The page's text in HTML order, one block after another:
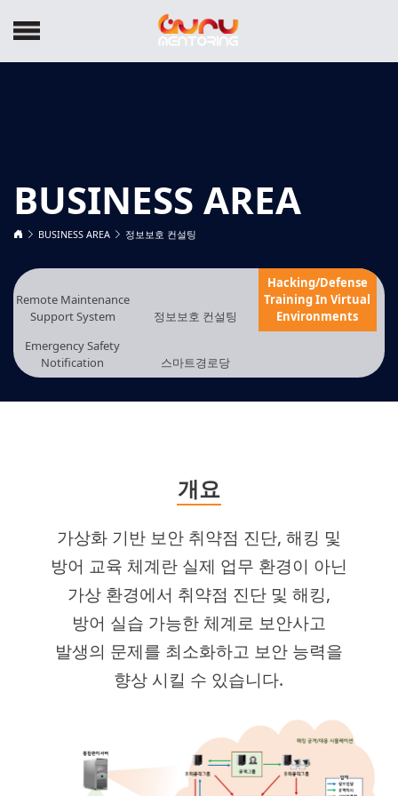
BUSINESS AREA
BUSINESS AREA 정보보호 컨설팅
Remote Maintenance
Support System
정보보호 컨설팅
Hacking/Defense
Training In Virtual
Environments
Emergency Safety
Notification
스마트경로당
개요
가상화 기반 보안 취약점 진단, 해킹 및
방어 교육 체계란 실제 업무 환경이 아닌
가상 환경에서 취약점 진단 및 해킹,
방어 실습 가능한 체계로 보안사고
발생의 문제를 최소화하고 보안 능력을
향상 시킬 수 있습니다.